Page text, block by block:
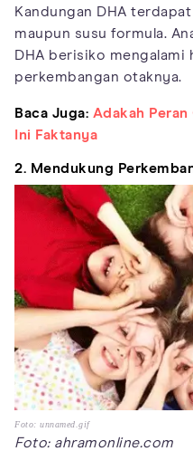
Kandungan DHA
maupun susu formula.
DHA berisiko mengalami
perkembangan otaknya.
Baca Juga: Adakah Peran
Ini Faktanya
2. Mendukung
Foto: unnamed.gif
Foto: ahramonline.com